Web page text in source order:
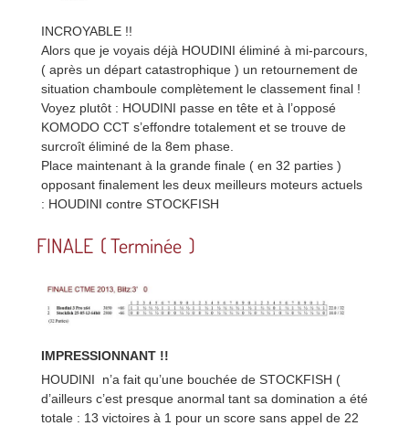
INCROYABLE !!
Alors que je voyais déjà HOUDINI éliminé à mi-parcours,
( après un départ catastrophique ) un retournement de
situation chamboule complètement le classement final !
Voyez plutôt : HOUDINI passe en tête et à l’opposé
KOMODO CCT s’effondre totalement et se trouve de
surcroît éliminé de la 8em phase.
Place maintenant à la grande finale ( en 32 parties )
opposant finalement les deux meilleurs moteurs actuels
: HOUDINI contre STOCKFISH
FINALE ( Terminée )
IMPRESSIONNANT !!
HOUDINI n’a fait qu’une bouchée de STOCKFISH (
d’ailleurs c’est presque anormal tant sa domination a été
totale : 13 victoires à 1 pour un score sans appel de 22